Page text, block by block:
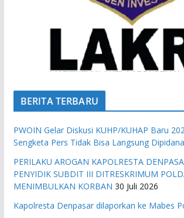
BERITA TERBARU
PWOIN Gelar Diskusi KUHP/KUHAP Baru
Sengketa Pers Tidak Bisa Langsung Dipidana
PERILAKU AROGAN KAPOLRESTA
PENYIDIK SUBDIT III DITRESKRIMUM
MENIMBULKAN KORBAN 30 Juli 2026
Kapolresta Denpasar dilaporkan ke Mabes